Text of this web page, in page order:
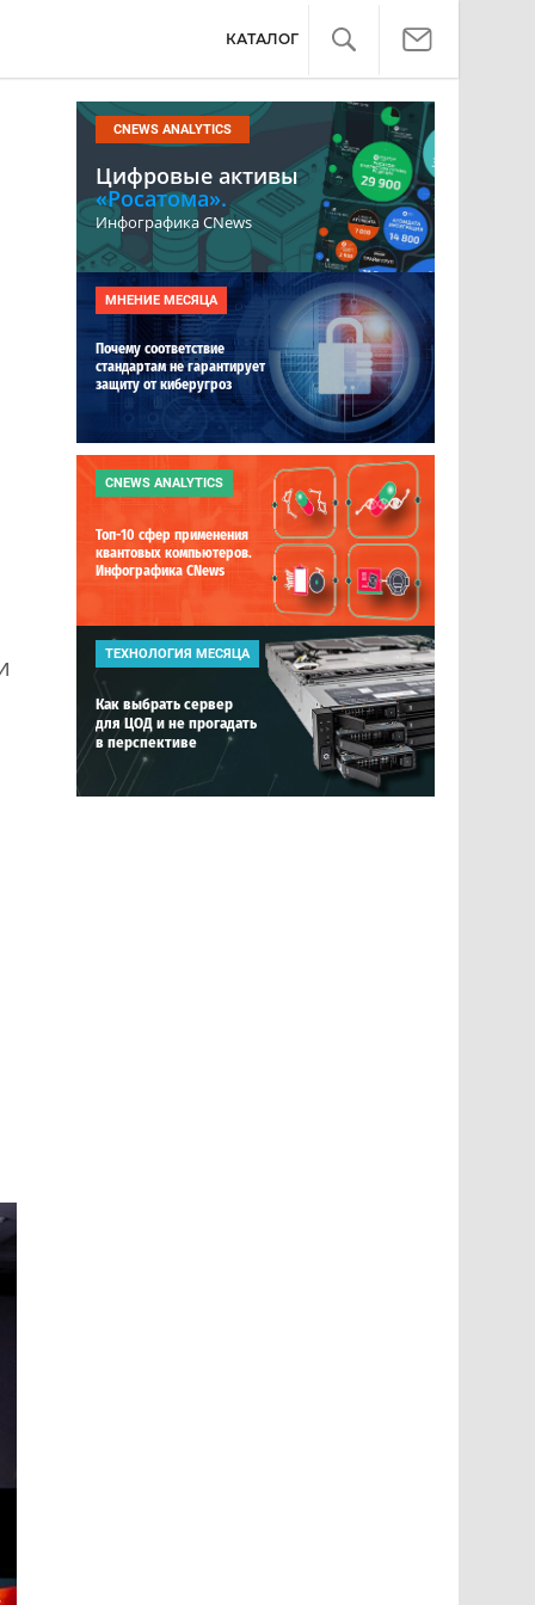
КАТАЛОГ
CNEWS ANALYTICS
Цифровые активы
«Росатома».
Инфографика CNews
МНЕНИЕ МЕСЯЦА
Почему соответствие
стандартам не гарантирует
защиту от киберугроз
CNEWS ANALYTICS
Топ-10 сфер применения
квантовых компьютеров.
Инфографика CNews
ТЕХНОЛОГИЯ МЕСЯЦА
Как выбрать сервер
для ЦОД и не прогадать
в перспективе